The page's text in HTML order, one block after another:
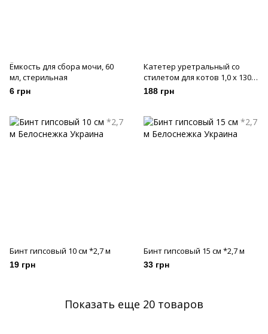
Ёмкость для сбора мочи, 60
мл, стерильная
6 грн
Катетер уретральный со
стилетом для котов 1,0 х 130
мм
188 грн
Бинт гипсовый 10 см *2,7 м
19 грн
Бинт гипсовый 15 см *2,7 м
33 грн
Показать еще 20 товаров